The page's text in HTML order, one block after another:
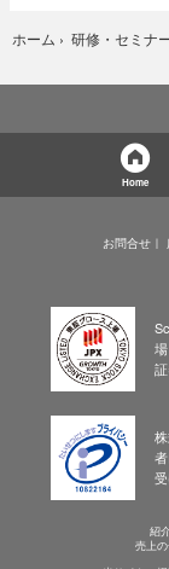
ホーム › 研修・セミナ
Home
お問合せ
紹
売上